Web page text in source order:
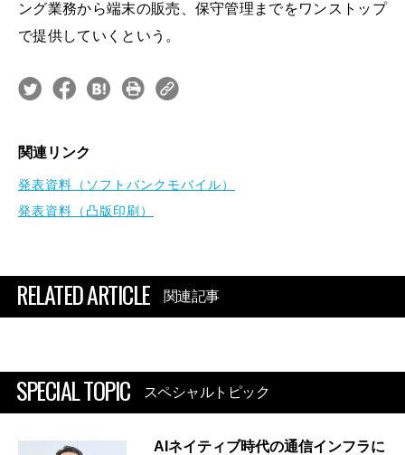
ング業務から端末の販売、保守管理までをワンストップ
で提供していくという。
関連リンク
発表資料（ソフトバンクモバイル）
発表資料（凸版印刷）
RELATED ARTICLE 関連記事
SPECIAL TOPIC スペシャルトピック
AIネイティブ時代の通信インフラに